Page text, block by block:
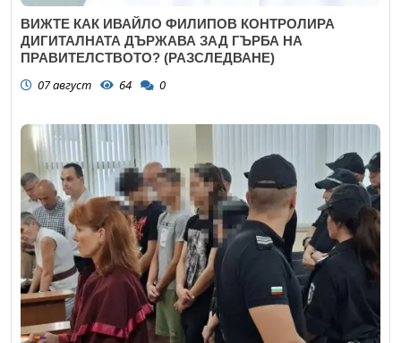
ВИЖТЕ КАК ИВАЙЛО ФИЛИПОВ КОНТРОЛИРА
ДИГИТАЛНАТА ДЪРЖАВА ЗАД ГЪРБА НА
ПРАВИТЕЛСТВОТО? (РАЗСЛЕДВАНЕ)
07 август 64 0